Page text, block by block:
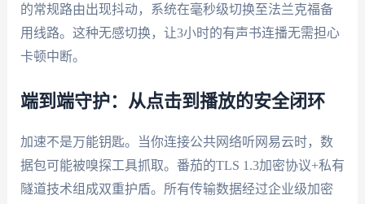
的常规路由出现抖动，系统在毫秒级切换至法兰克福备
用线路。这种无感切换，让3小时的有声书连播无需担心
卡顿中断。
端到端守护：从点击到播放的安全闭环
加速不是万能钥匙。当你连接公共网络听网易云时，数
据包可能被嗅探工具抓取。番茄的TLS 1.3加密协议+私有
隧道技术组成双重护盾。所有传输数据经过企业级加密